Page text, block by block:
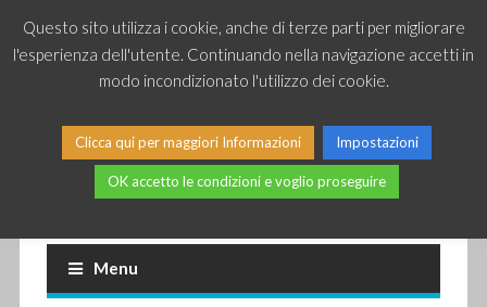
Piccole news dal mondo IT
Menu
Questo sito utilizza i cookie, anche di terze parti per migliorare
l'esperienza dell'utente. Continuando nella navigazione accetti in
modo incondizionato l'utilizzo dei cookie.
Clicca qui per maggiori Informazioni Impostazioni
OK accetto le condizioni e voglio proseguire